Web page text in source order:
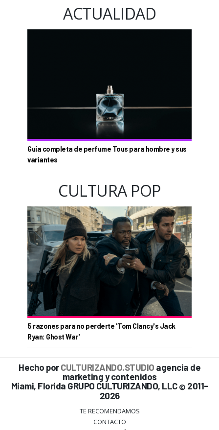
ACTUALIDAD
Guía completa de perfume Tous para hombre y sus
variantes
CULTURA POP
5 razones para no perderte 'Tom Clancy's Jack
Ryan: Ghost War'
Hecho porCULTURIZANDO.STUDIO agencia de
marketing y contenidos
Miami, Florida GRUPO CULTURIZANDO, LLC © 2011-
2026
TE RECOMENDAMOS
CONTACTO